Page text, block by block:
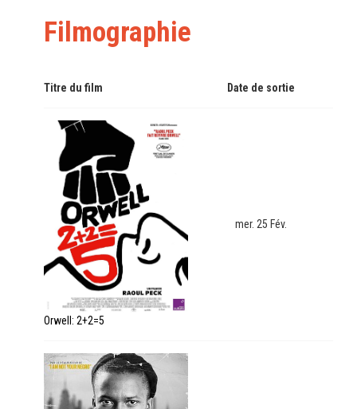
Filmographie
Titre du film Date de sortie
Orwell: 2+2=5
mer. 25 Fév.